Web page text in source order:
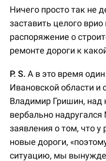
Ничего просто так не
заставить целого
распоряжение о
ремонте дороги к
P. S. А в это время
Ивановской области и
Владимир Гришин, над
вербально
заявления о том, что у
новые дороги,
ситуацию, мы